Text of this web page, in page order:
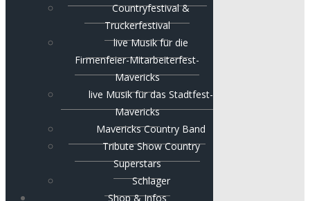
Countryfestival &
Truckerfestival
live Musik für die
Firmenfeier-Mitarbeiterfest-
Mavericks
live Musik für das Stadtfest-
Mavericks
Mavericks Country Band
Tribute Show Country
Superstars
Schlager
Shop & Infos